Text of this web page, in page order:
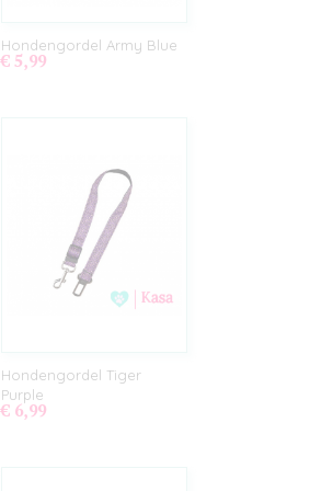
Hondengordel Army Blue
€ 5,99
Hondengordel Tiger
Purple
€ 6,99